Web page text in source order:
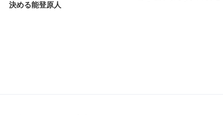
決める能登原人